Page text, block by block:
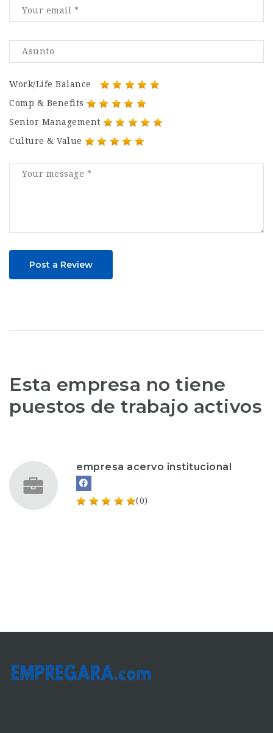
Work/Life Balance
Comp & Benefits
Senior Management
Culture & Value
Post a Review
Esta empresa no tiene
puestos de trabajo activos
empresa acervo institucional
(0)